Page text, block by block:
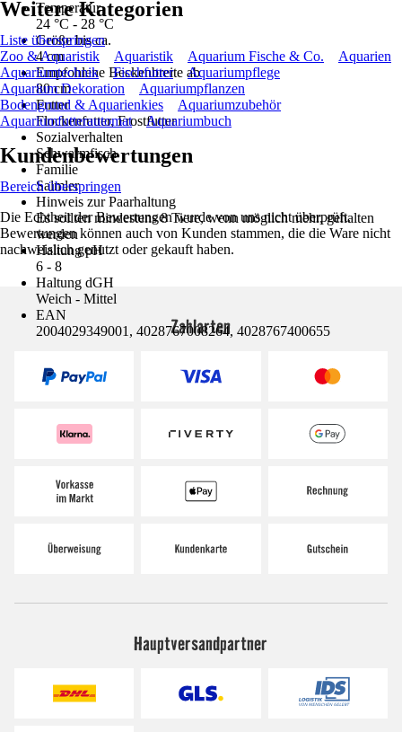
Temperatur
24 °C - 28 °C
Größe bis ca.
4 cm
Empfohlene Beckenbreite ab
80 cm
Futter
Flockenfutter, Frostfutter
Sozialverhalten
Schwarmfisch
Familie
Salmler
Hinweis zur Paarhaltung
Es sollten mindestens 8 Tiere, wenn möglich mehr, gehalten
werden
Haltung pH
6 - 8
Haltung dGH
Weich - Mittel
EAN
2004029349001, 4028767008264, 4028767400655
Weitere Kategorien
Liste überspringen
Zoo & Aquaristik
Aquaristik Aquarium Fische & Co.
Aquarien
Aquariumtechnik
Fischfutter
Aquariumpflege
Aquarium Dekoration
Aquariumpflanzen
Bodengrund & Aquarienkies
Aquariumzubehör
Aquariumfutterautomat
Aquariumbuch
Kundenbewertungen
Bereich überspringen
Die Echtheit der Bewertungen wurde von uns nicht überprüft.
Bewertungen können auch von Kunden stammen, die die Ware nicht
nachweislich genutzt oder gekauft haben.
Zahlarten
Hauptversandpartner